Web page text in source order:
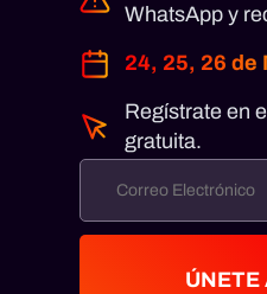
WhatsApp y
24, 25, 26 de
Regístrate en
gratuita.
ÚNETE